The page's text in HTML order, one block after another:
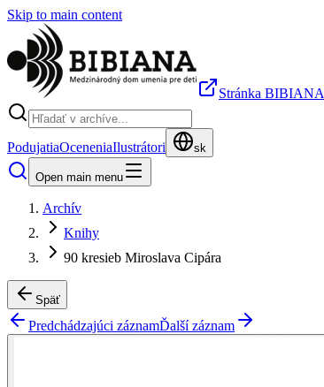
Skip to main content
Stránka BIBIANA
PodujatiaOceneniaIlustrátori sk
Open main menu
Archív
Knihy
90 kresieb Miroslava Cipára
Späť
Predchádzajúci záznamĎalší záznam